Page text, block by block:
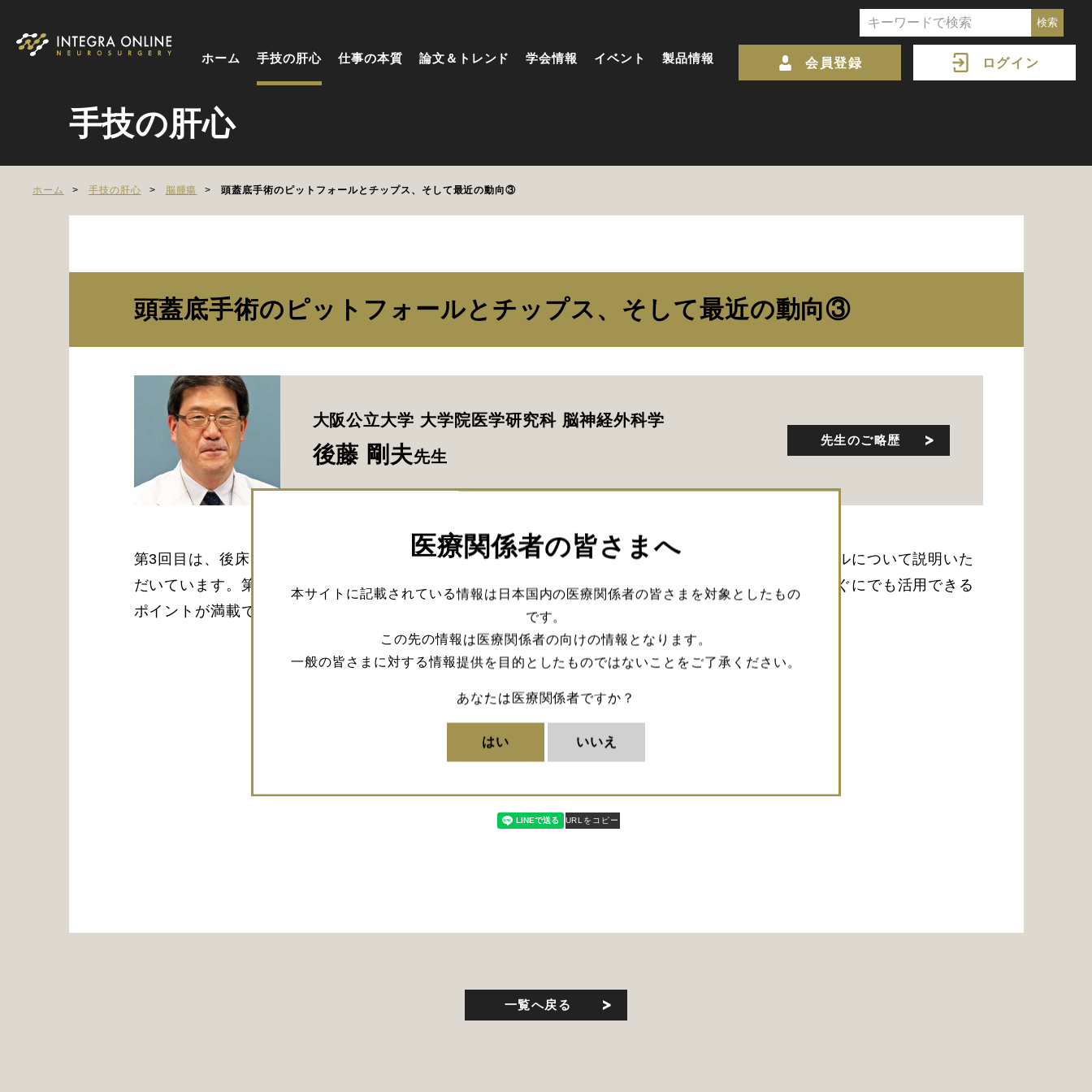
ホーム 手技の肝心 仕事の本質 論文＆トレンド 学会情報 イベント 製品情報 会員登録 ログイン
医療関係者の皆さまへ
本サイトに記載されている情報は日本国内の医療関係者の皆さまを対象としたもの
です。
この先の情報は医療関係者の向けの情報となります。
一般の皆さまに対する情報提供を目的としたものではないことをご了承ください。
あなたは医療関係者ですか？
はい いいえ
手技の肝心
ホーム 手技の肝心 脳腫瘍 頭蓋底手術のピットフォールとチップス、そして最近の動向③
頭蓋底手術のピットフォールとチップス、そして最近の動向③
大阪公立大学 大学院医学研究科 脳神経外科学
後藤 剛夫先生
先生のご略歴
第3回目は、後床突起削除を併用した内視鏡下頭蓋咽頭腫摘出術について、要点を交えたピットフォールについて説明いた
だいています。第1回目から通した総合的な視点で、症例ごとにどのように手技を選択するかなど、すぐにでも活用できる
ポイントが満載です。
閲覧にはログインが必要です。
ログイン 会員登録
URLをコピー
一覧へ戻る